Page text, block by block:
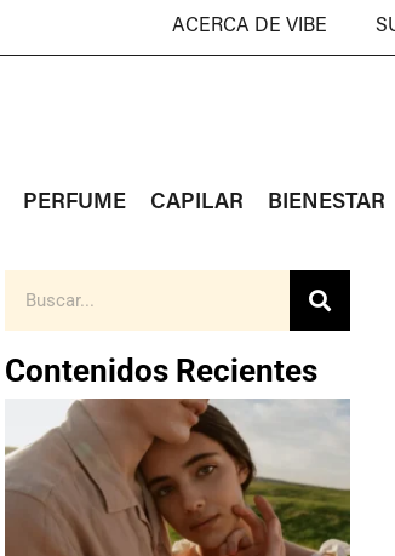
ACERCA DE VIBE
PERFUME CAPILAR BIENESTAR
Contenidos Recientes